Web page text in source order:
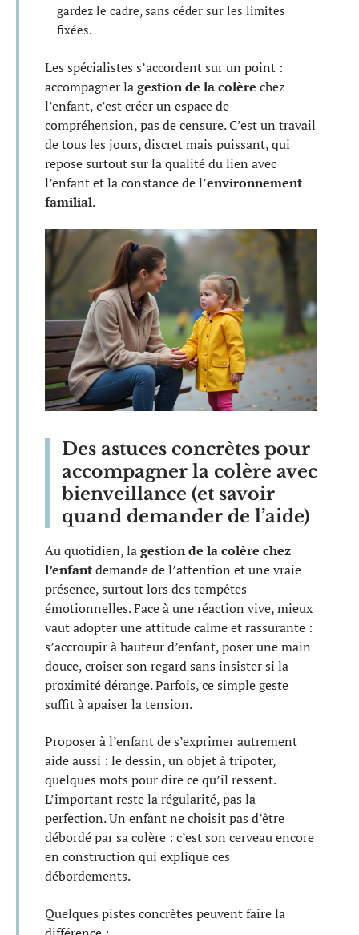
gardez le cadre, sans céder sur les limites
fixées.
Les spécialistes s’accordent sur un point :
accompagner lagestion de la colère chez
l’enfant, c’est créer un espace de
compréhension, pas de censure. C’est un travail
de tous les jours, discret mais puissant, qui
repose surtout sur la qualité du lien avec
l’enfant et la constance de l’environnement
familial.
Des astuces concrètes pour
accompagner la colère avec
bienveillance (et savoir
quand demander de l’aide)
Au quotidien, lagestion de la colère chez
l’enfantdemande de l’attention et une vraie
présence, surtout lors des tempêtes
émotionnelles. Face à une réaction vive, mieux
vaut adopter une attitude calme et rassurante :
s’accroupir à hauteur d’enfant, poser une main
douce, croiser son regard sans insister si la
proximité dérange. Parfois, ce simple geste
suffit à apaiser la tension.
Proposer à l’enfant de s’exprimer autrement
aide aussi : le dessin, un objet à tripoter,
quelques mots pour dire ce qu’il ressent.
L’important reste la régularité, pas la
perfection. Un enfant ne choisit pas d’être
débordé par sa colère : c’est son cerveau encore
en construction qui explique ces
débordements.
Quelques pistes concrètes peuvent faire la